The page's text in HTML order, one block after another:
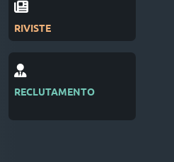
RIVISTE
RECLUTAMENTO